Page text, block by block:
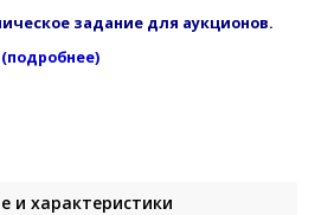
задание для аукционов.
(подробнее)
и характеристики